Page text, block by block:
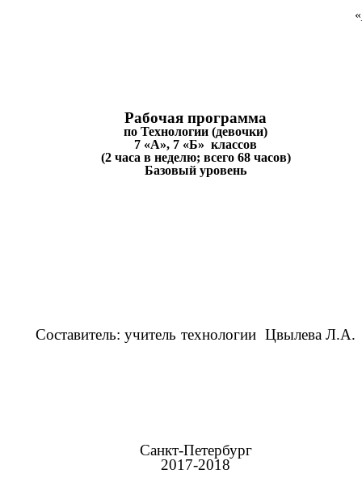
Рабочая программа
по Технологии (девочки)
7 «А», 7 «Б» классов
(2 часа в неделю; всего 68 часов)
Базовый уровень
Составитель: учитель технологии Цвылева Л.А.
Санкт-Петербург
2017-2018